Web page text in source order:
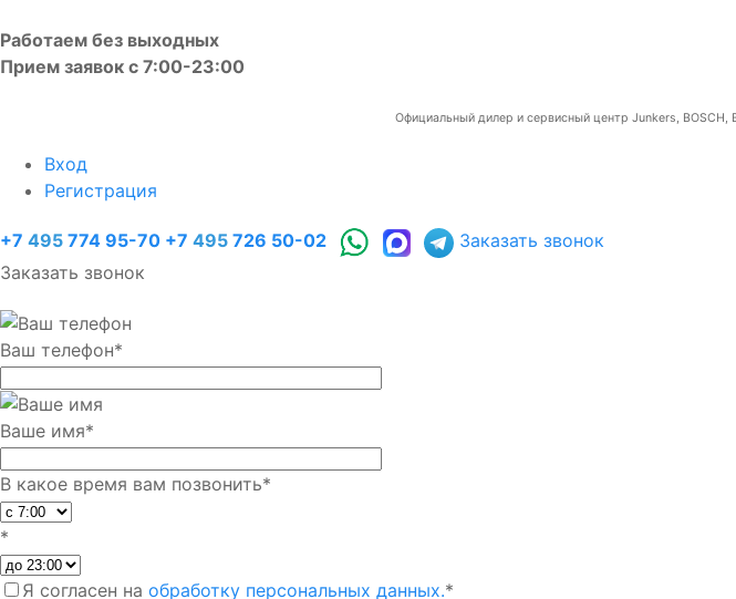
Работаем без выходных
Прием заявок с 7:00-23:00
Официальный дилер и сервисный центр Junkers, BOSCH,
Вход
Регистрация
+7 495 774 95-70 +7 495 726 50-02
Заказать звонок
Заказать звонок
Ваш телефон*
Ваше имя*
В какое время вам позвонить*
*
Я согласен на обработку персональных данных.*